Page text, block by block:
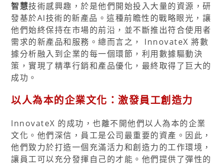
智慧技術感興趣，於是他們開始投入大量的資源，研
發基於AI技術的新產品。這種前瞻性的戰略眼光，讓
他們始終保持在市場的前沿，並不斷推出符合使用者
需求的新產品和服務。總而言之， InnovateX 將數
據分析融入到企業的每一個環節，利用數據驅動決
策，實現了精準行銷和產品優化，最終取得了巨大的
成功。
以人為本的企業文化：激發員工創造力
InnovateX 的成功，也離不開他們以人為本的企業
文化。他們深信，員工是公司最重要的資產。因此，
他們致力於打造一個充滿活力和創造力的工作環境，
讓員工可以充分發揮自己的才能。他們提供了彈性的